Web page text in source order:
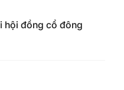
hội đồng cổ đông